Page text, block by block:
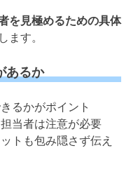
を見極めるための具体
ます。
あるか
るかがポイント
当者は注意が必要
トも包み隠さず伝え